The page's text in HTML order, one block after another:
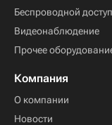
Беспроводной доступ
Видеонаблюдение
Прочее
Компания
О компании
Новости